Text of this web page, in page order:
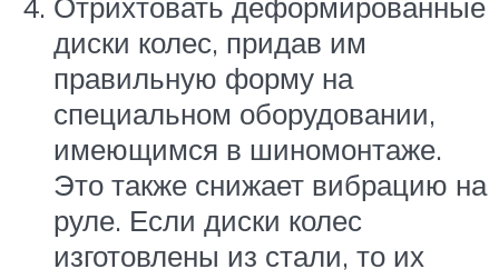
диски колес, придав им
правильную форму на
специальном оборудовании,
имеющимся в шиномонтаже.
Это также снижает вибрацию на
руле. Если диски колес
изготовлены из стали, то их